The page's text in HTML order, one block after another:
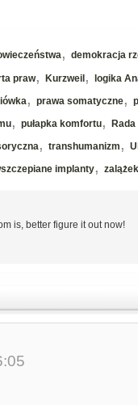
, demokracja
praw, Kurzweil, logika
, prawa somatyczne,
, pułapka komfortu, Rada
, transhumanizm ,
implanty,
is, better figure it out now!